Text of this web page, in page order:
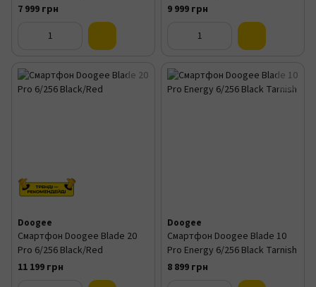
7 999 грн
9 999 грн
Doogee
Смартфон Doogee Blade 20
Pro 6/256 Black/Red
11 199 грн
Doogee
Смартфон Doogee Blade 10
Pro Energy 6/256 Black Tarnish
8 899 грн